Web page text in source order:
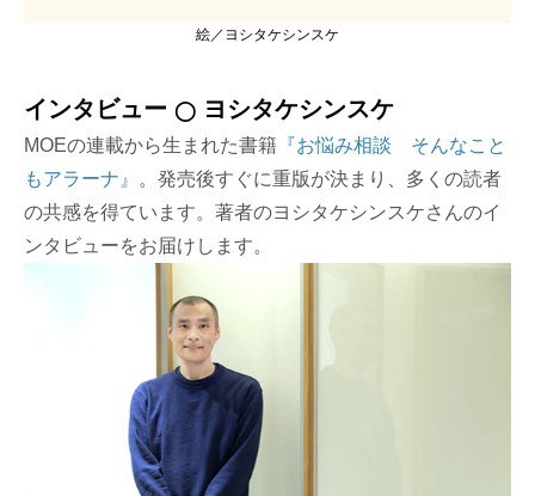
絵／ヨシタケシンスケ
インタビュー ◯ ヨシタケシンスケ
MOEの連載から生まれた書籍 『お悩み相談 そんなこと
もアラーナ』
。発売後すぐに重版が決まり、多くの読者
の共感を得ています。著者のヨシタケシンスケさんのイ
ンタビューをお届けします。